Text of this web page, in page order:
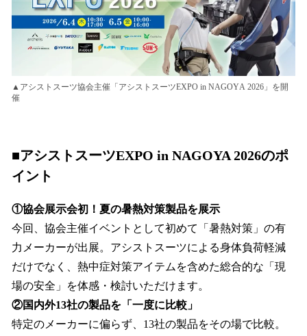
▲アシストスーツ協会主催「アシストスーツEXPO in NAGOYA 2026」を開
催
■アシストスーツEXPO in NAGOYA 2026のポ
イント
①協会展示会初！夏の暑熱対策製品を展示
今回、協会主催イベントとして初めて「暑熱対策」の有
力メーカーが出展。アシストスーツによる身体負荷軽減
だけでなく、熱中症対策アイテムを含めた総合的な「現
場の安全」を体感・検討いただけます。
②国内外13社の製品を「一度に比較」
特定のメーカーに偏らず、13社の製品をその場で比較。